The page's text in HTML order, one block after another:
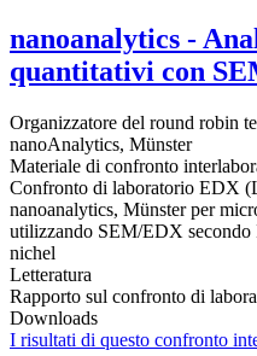
nanoanalytics -
quantitativi con
Organizzatore del round robin
nanoAnalytics, Münster
Materiale di confronto
Confronto di laboratorio EDX
nanoanalytics, Münster per
utilizzando SEM/EDX secondo
nichel
Letteratura
Rapporto sul confronto di
Downloads
I risultati di questo confronto